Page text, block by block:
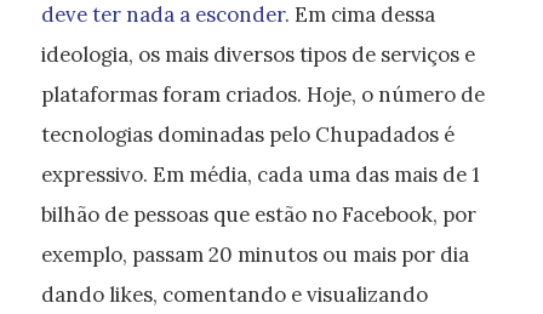
deve ter nada a esconder. Em cima dessa
ideologia, os mais diversos tipos de serviços e
plataformas foram criados. Hoje, o número de
tecnologias dominadas pelo Chupadados é
expressivo. Em média, cada uma das mais de 1
bilhão de pessoas que estão no Facebook, por
exemplo, passam 20 minutos ou mais por dia
dando likes, comentando e visualizando